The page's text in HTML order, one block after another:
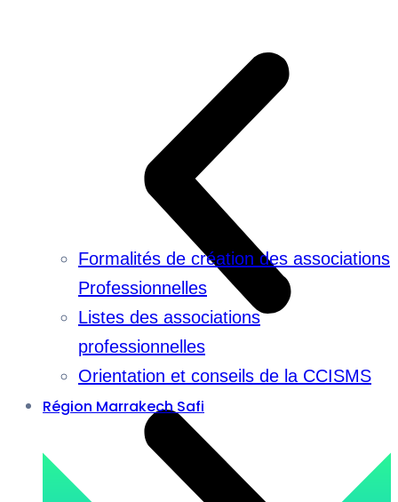
Formalités de création des associations
Professionnelles
Listes des associations
professionnelles
Orientation et conseils de la CCISMS
Région Marrakech Safi